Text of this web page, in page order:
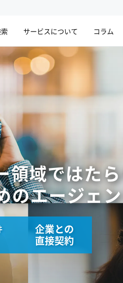
サービスについて コラム
領域ではたら
のエージェ
企業との
直接契約